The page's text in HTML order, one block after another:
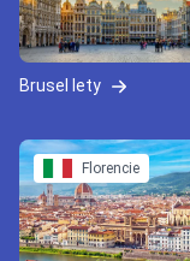
Brusel lety
Florencie